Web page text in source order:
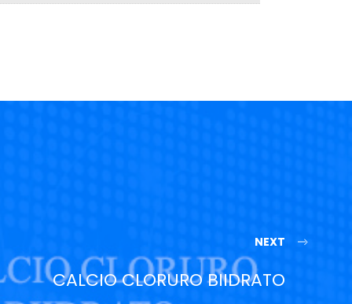
NEXT
CALCIO CLORURO BIIDRATO